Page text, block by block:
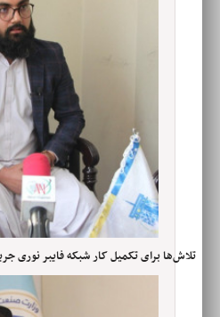
تلاش‌ها برای تکمیل کار شبکه فایبر نوری